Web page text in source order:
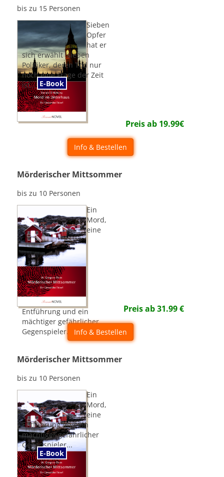
bis zu 15 Personen
E-Book
Sieben
Opfer
hat er
sich erwählt  sieben
Politiker, deren Tod nur
noch eine Frage der Zeit
ist...
Preis ab 19.99€
Info & Bestellen
Mörderischer Mittsommer
bis zu 10 Personen
Ein
Mord,
eine
Entführung und ein
mächtiger gefährlicher
Gegenspieler...
Preis ab31.99€
Info & Bestellen
Mörderischer Mittsommer
bis zu 10 Personen
E-Book
Ein
Mord,
eine
Entführung und ein
mächtiger gefährlicher
Gegenspieler...